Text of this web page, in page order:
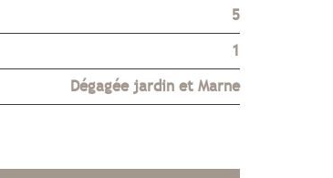
5
1
Dégagée jardin et Marne